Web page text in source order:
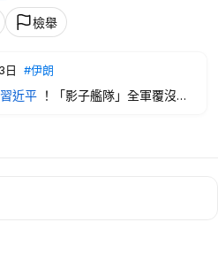
#中國時局
檢舉
日 #伊朗
近平 ！「影子艦隊」全軍覆沒，
華
聯繫郵箱：